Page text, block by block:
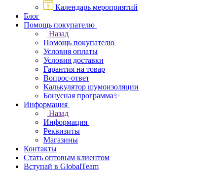
Календарь мероприятий
Блог
Помощь покупателю
Назад
Помощь покупателю
Условия оплаты
Условия доставки
Гарантия на товар
Вопрос-ответ
Калькулятор шумоизоляции
Бонусная программа✨
Информация
Назад
Информация
Реквизиты
Магазины
Контакты
Стать оптовым клиентом
Вступай в GlobalTeam